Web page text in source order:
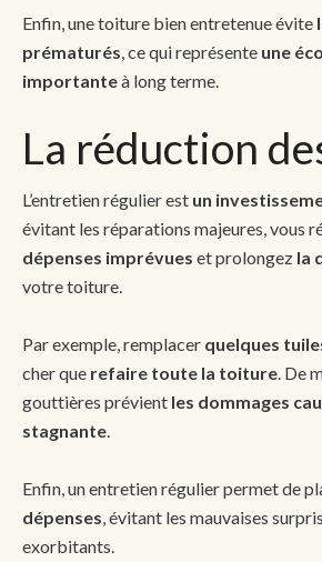
Enfin, une toiture bien entretenue évite
prématurés , ce qui représente une
importanteà long terme.
La réduction
L’entretien régulier est un
évitant les réparations majeures, vous
dépenses imprévues et prolongez la
votre toiture.
Par exemple, remplacer quelques
cher que refaire toute la toiture . De
gouttières prévient les dommages
stagnante
Enfin, un entretien régulier permet de
dépenses , évitant les mauvaises
exorbitants.